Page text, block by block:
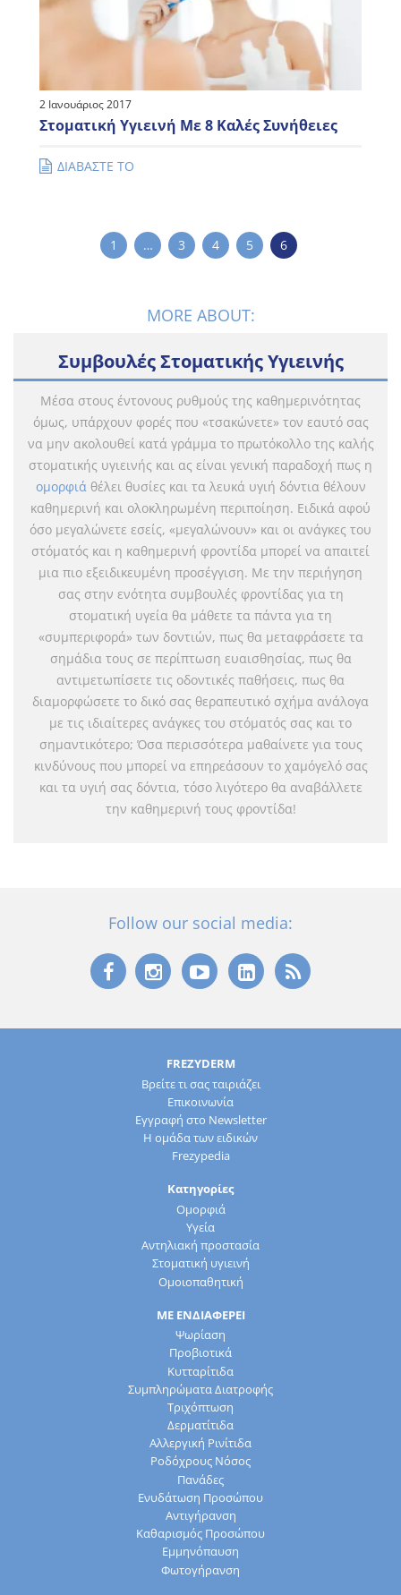
2 Ιανουάριος 2017
Στοματική Υγιεινή Με 8 Καλές Συνήθειες
ΔΙΑΒΑΣΤΕ ΤΟ
1 … 3 4 5 6
MORE ABOUT:
Συμβουλές Στοματικής Υγιεινής
Μέσα στους έντονους ρυθμούς της καθημερινότητας
όμως, υπάρχουν φορές που «τσακώνετε» τον εαυτό σας
να μην ακολουθεί κατά γράμμα το πρωτόκολλο της καλής
στοματικής υγιεινής και ας είναι γενική παραδοχή πως η
ομορφιάθέλει θυσίες και τα λευκά υγιή δόντια θέλουν
καθημερινή και ολοκληρωμένη περιποίηση. Ειδικά αφού
όσο μεγαλώνετε εσείς, «μεγαλώνουν» και οι ανάγκες του
στόματός και η καθημερινή φροντίδα μπορεί να απαιτεί
μια πιο εξειδικευμένη προσέγγιση. Με την περιήγηση
σας στην ενότητα συμβουλές φροντίδας για τη
στοματική υγεία θα μάθετε τα πάντα για τη
«συμπεριφορά» των δοντιών, πως θα μεταφράσετε τα
σημάδια τους σε περίπτωση ευαισθησίας, πως θα
αντιμετωπίσετε τις οδοντικές παθήσεις, πως θα
διαμορφώσετε το δικό σας θεραπευτικό σχήμα ανάλογα
με τις ιδιαίτερες ανάγκες του στόματός σας και το
σημαντικότερο; Όσα περισσότερα μαθαίνετε για τους
κινδύνους που μπορεί να επηρεάσουν το χαμόγελό σας
και τα υγιή σας δόντια, τόσο λιγότερο θα αναβάλλετε
την καθημερινή τους φροντίδα!
Follow our social media:
FREZYDERM
Βρείτε τι σας ταιριάζει
Επικοινωνία
Εγγραφή στο Newsletter
Η ομάδα των ειδικών
Frezypedia
Κατηγορίες
Ομορφιά
Υγεία
Αντηλιακή προστασία
Στοματική υγιεινή
Ομοιοπαθητική
ΜΕ ΕΝΔΙΑΦΕΡΕΙ
Ψωρίαση
Προβιοτικά
Κυτταρίτιδα
Συμπληρώματα Διατροφής
Τριχόπτωση
Δερματίτιδα
Αλλεργική Ρινίτιδα
Ροδόχρους Νόσος
Πανάδες
Ενυδάτωση Προσώπου
Αντιγήρανση
Καθαρισμός Προσώπου
Εμμηνόπαυση
Φωτογήρανση